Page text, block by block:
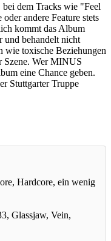
dem Tracks wie "Feel
andere Feature stets
kommt das Album
und behandelt nicht
wie toxische Beziehungen
Szene. Wer MINUS
eine Chance geben.
Stuttgarter Truppe
Hardcore, ein wenig
Glassjaw, Vein,